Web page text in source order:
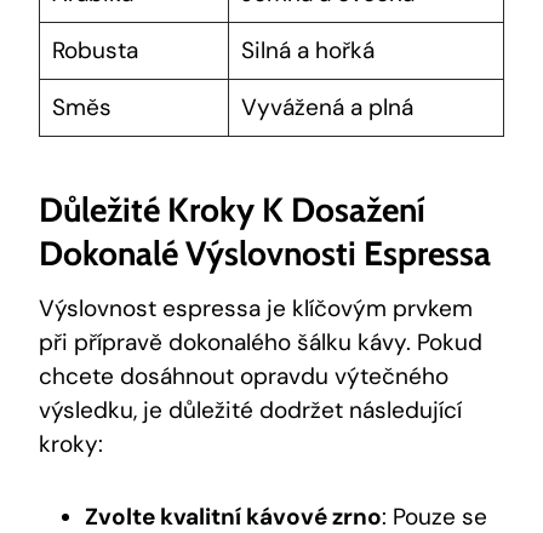
Robusta
Silná a hořká
Směs
Vyvážená a plná
Důležité Kroky K Dosažení
Dokonalé Výslovnosti Espressa
Výslovnost espressa je klíčovým prvkem
při přípravě dokonalého šálku kávy. Pokud
chcete dosáhnout opravdu výtečného
výsledku, je důležité dodržet následující
kroky:
Zvolte kvalitní kávové zrno: Pouze se